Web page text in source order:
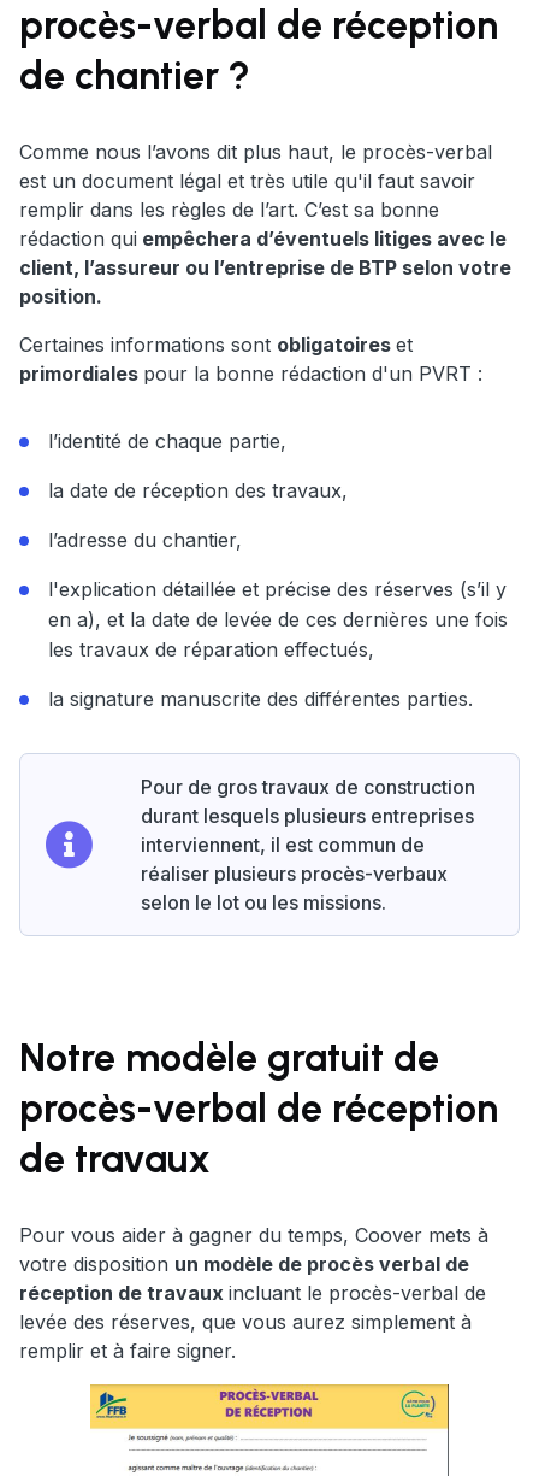
procès-verbal de réception
de chantier ?
Comme nous l’avons dit plus haut, le procès-verbal
est un document légal et très utile qu'il faut savoir
remplir dans les règles de l’art. C’est sa bonne
rédaction qui empêchera d’éventuels litiges avec le
client, l’assureur ou l’entreprise de BTP selon votre
position.
Certaines informations sont obligatoires et
primordiales pour la bonne rédaction d'un PVRT :
l’identité de chaque partie,
la date de réception des travaux,
l’adresse du chantier,
l'explication détaillée et précise des réserves (s’il y
en a), et la date de levée de ces dernières une fois
les travaux de réparation effectués,
la signature manuscrite des différentes parties.
Pour de gros travaux de construction
durant lesquels plusieurs entreprises
interviennent, il est commun de
réaliser plusieurs procès-verbaux
selon le lot ou les missions.
Notre modèle gratuit de
procès-verbal de réception
de travaux
Pour vous aider à gagner du temps, Coover mets à
votre disposition un modèle de procès verbal de
réception de travaux incluant le procès-verbal de
levée des réserves, que vous aurez simplement à
remplir et à faire signer.